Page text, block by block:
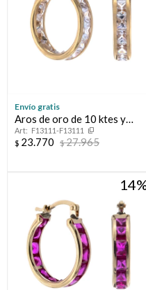
Envío gratis
Aros de oro de 10 ktes y
circonias
F13111-F13111
$ 23.770 $27.965
14